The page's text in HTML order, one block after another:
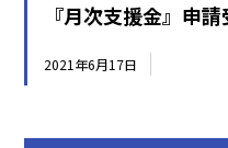
『月次支援金』申
2021年6月17日